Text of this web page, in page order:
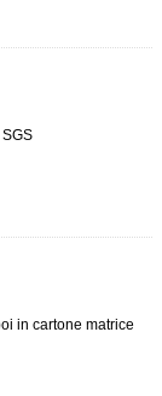
in cartone matrice